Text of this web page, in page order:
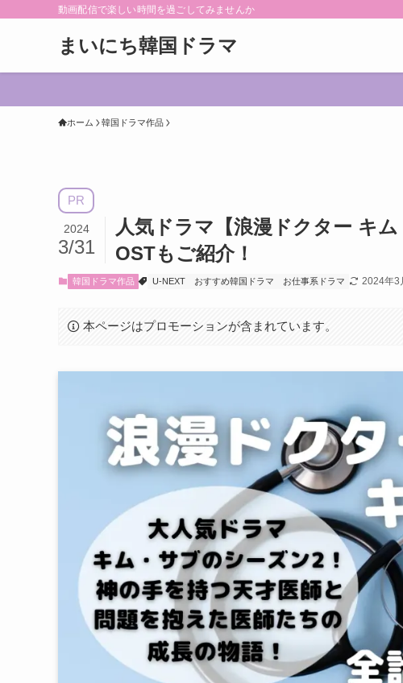
動画配信で楽しい時間を過ごしてみませんか
まいにち韓国ドラマ
ホーム 韓国ドラマ作品
PR
人気ドラマ【浪漫ドクター キ
OSTもご紹介！
2024
3/31
韓国ドラマ作品 U-NEXT おすすめ韓国ドラマ お仕事系ドラマ 2024年3
本ページはプロモーションが含まれています。